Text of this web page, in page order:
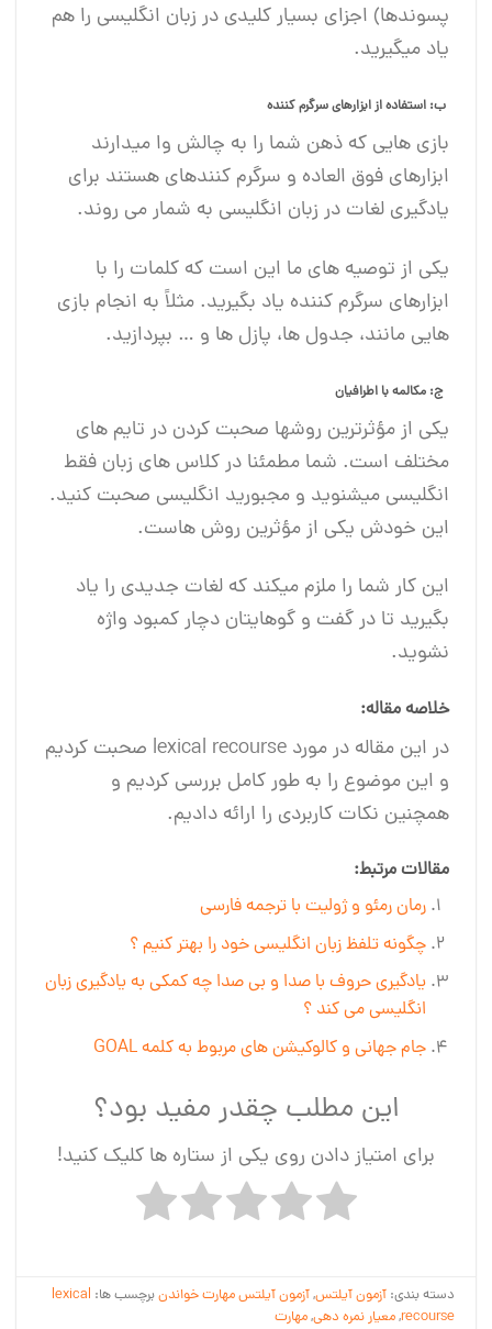
پسوندها) اجزای بسیار کلیدی در زبان انگلیسی را هم
یاد میگیرید.
ب: استفاده از ابزارهای سرگرم کننده
بازی هایی که ذهن شما را به چالش وا می‏دارند
ابزارهای فوق العاده و سرگرم کننده‏ای هستند برای
یادگیری لغات در زبان انگلیسی به شمار می روند.
یکی از توصیه های ما این است که کلمات را با
ابزارهای سرگرم کننده یاد بگیرید. مثلاً به انجام بازی
هایی مانند، جدول ها، پازل ها و … بپردازید.
ج: مکالمه با اطرافیان
یکی از مؤثرترین روشها صحبت کردن در تایم های
مختلف است. شما مطمئنا در کلاس های زبان فقط
انگلیسی میشنوید و مجبورید انگلیسی صحبت کنید.
این خودش یکی از مؤثرین روش هاست.
این کار شما را ملزم میکند که لغات جدیدی را یاد
بگیرید تا در گفت و گوهایتان دچار کمبود واژه
نشوید.
خلاصه مقاله:
در این مقاله در مورد lexical recourse صحبت کردیم
و این موضوع را به طور کامل بررسی کردیم و
همچنین نکات کاربردی را ارائه دادیم.
مقالات مرتبط:
رمان رمئو و ژولیت با ترجمه فارسی
چگونه تلفظ زبان انگلیسی خود را بهتر کنیم ؟
یادگیری حروف با صدا و بی صدا چه کمکی به یادگیری زبان
انگلیسی می کند ؟
جام جهانی و کالوکیشن های مربوط به کلمه GOAL
این مطلب چقدر مفید بود؟
برای امتیاز دادن روی یکی از ستاره ها کلیک کنید!
دسته بندی:آزمون آیلتس,آزمون آیلتس مهارت خواندنبرچسب ها: lexical
recourse
,معیار نمره دهی,مهارت